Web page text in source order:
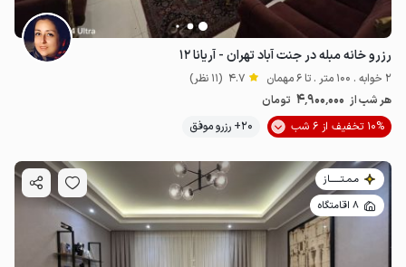
رزرو خانه مبله در جنت آباد تهران - آریانا ۱۲
2 خوابه . 100 متر . تا 6 مهمان 4.7 (11 نظر)
هر شب از 4٬900٬000 تومان
10% تخفیف از 6 شب
20+ رزرو موفق
مـمـتــــــاز
8 اقامتگاه